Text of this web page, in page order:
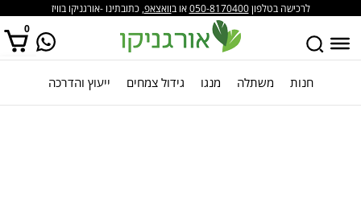
לרכישה בטלפון050-8170400או בוואצאפ, כתובתינו -אורגניקו בוויז
0
אין מוצרים בסל הקניות. חנות משתלה מנגו גידול צמחים ייעוץ והדרכה